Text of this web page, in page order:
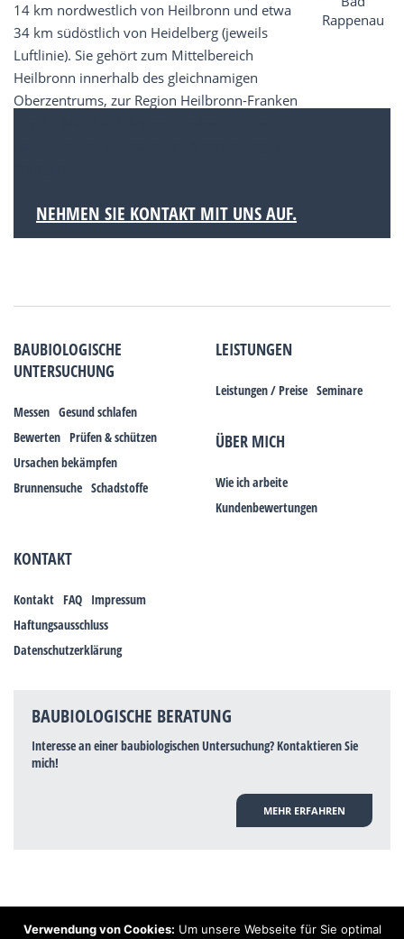
14 km nordwestlich von Heilbronn und etwa
34 km südöstlich von Heidelberg (jeweils
Luftlinie). Sie gehört zum Mittelbereich
Heilbronn innerhalb des gleichnamigen
Oberzentrums, zur Region Heilbronn-Franken
NEHMEN SIE KONTAKT MIT UNS AUF.
BAUBIOLOGISCHE
UNTERSUCHUNG
Messen Gesund schlafen
Bewerten Prüfen & schützen
Ursachen bekämpfen
Brunnensuche Schadstoffe
LEISTUNGEN
Leistungen / Preise Seminare
ÜBER MICH
Wie ich arbeite
Kundenbewertungen
KONTAKT
Kontakt FAQ Impressum
Haftungsausschluss
Datenschutzerklärung
BAUBIOLOGISCHE BERATUNG
Interesse an einer baubiologischen Untersuchung? Kontaktieren Sie
mich!
MEHR ERFAHREN
Verwendung von Cookies: Um unsere Webseite für Sie optimal